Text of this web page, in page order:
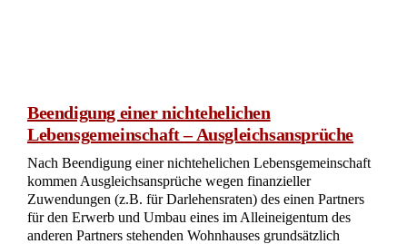
Beendigung einer nichtehelichen
Lebensgemeinschaft – Ausgleichsansprüche
Nach Beendigung einer nichtehelichen Lebensgemeinschaft
kommen Ausgleichsansprüche wegen finanzieller
Zuwendungen (z.B. für Darlehensraten) des einen Partners
für den Erwerb und Umbau eines im Alleineigentum des
anderen Partners stehenden Wohnhauses grundsätzlich